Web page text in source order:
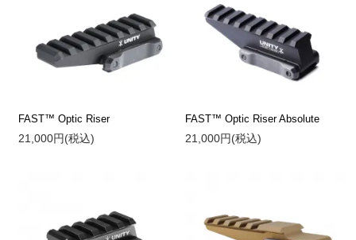
FAST™ Optic Riser
21,000円(税込)
FAST™ Optic Riser Absolute
21,000円(税込)